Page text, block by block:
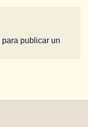
para publicar un